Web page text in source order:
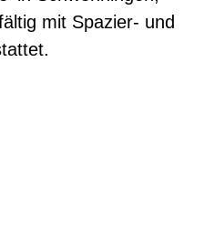
mit Spazier- und